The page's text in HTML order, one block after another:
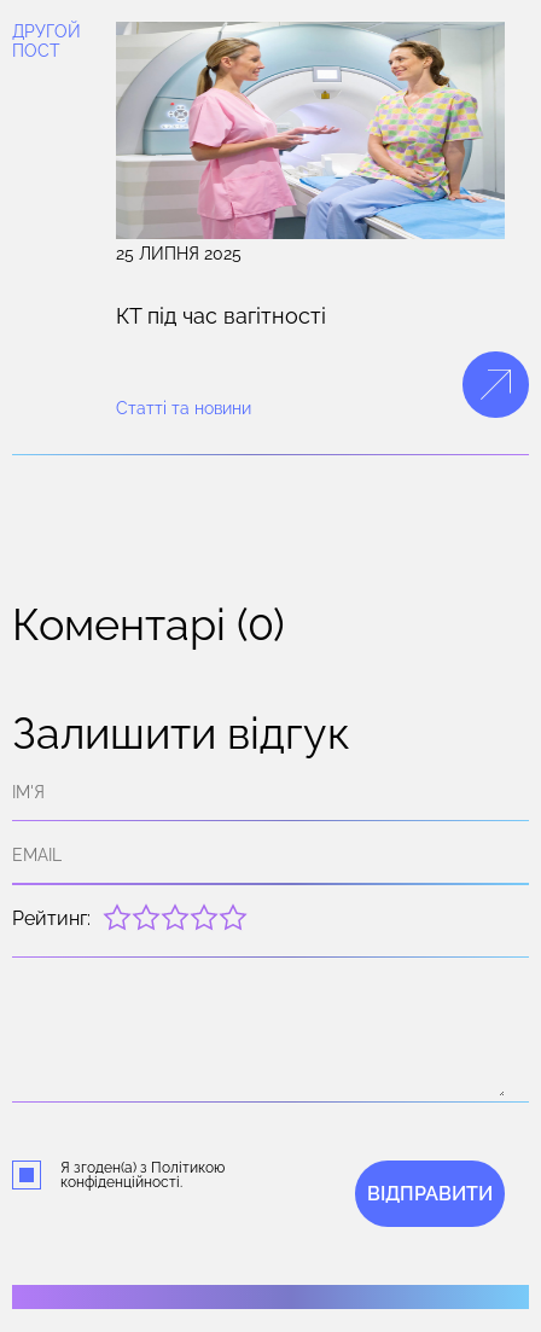
ДРУГОЙ
ПОСТ
25 ЛИПНЯ 2025
КТ під час вагітності
Статті та новини
Коментарі (0)
Залишити відгук
Рейтинг:
Я згоден(а) з Політикою
конфіденційності.
ВІДПРАВИТИ